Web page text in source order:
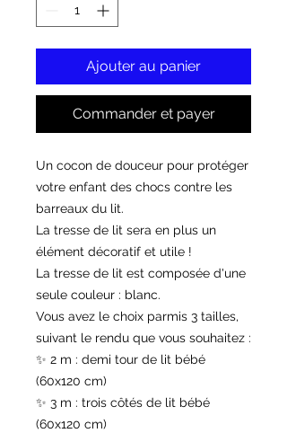
Ajouter au panier
Commander et payer
Un cocon de douceur pour protéger
votre enfant des chocs contre les
barreaux du lit.
La tresse de lit sera en plus un
élément décoratif et utile !
La tresse de lit est composée d'une
seule couleur : blanc.
Vous avez le choix parmis 3 tailles,
suivant le rendu que vous souhaitez :
✨ 2 m : demi tour de lit bébé
(60x120 cm)
✨ 3 m : trois côtés de lit bébé
(60x120 cm)